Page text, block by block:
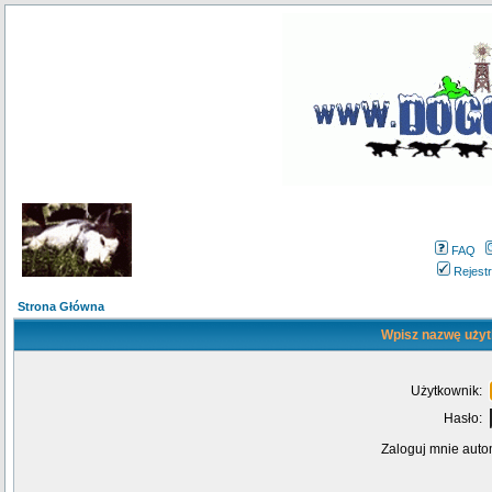
FAQ
Strona Główna
Wpisz nazwę
Użytkownik:
Hasło:
Zaloguj mnie